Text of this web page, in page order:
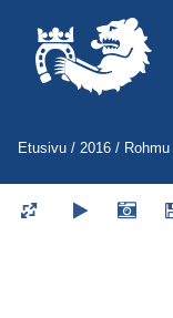
Etusivu / 2016 / Rohmu